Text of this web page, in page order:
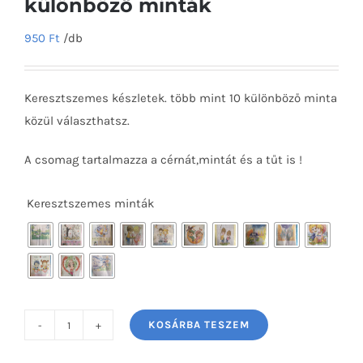
különböző minták
950 Ft /db
Keresztszemes készletek. több mint 10 különböző minta
közül választhatsz.
A csomag tartalmazza a cérnát,mintát és a tűt is !
Keresztszemes minták
Keresztszemes
KOSÁRBA TESZEM